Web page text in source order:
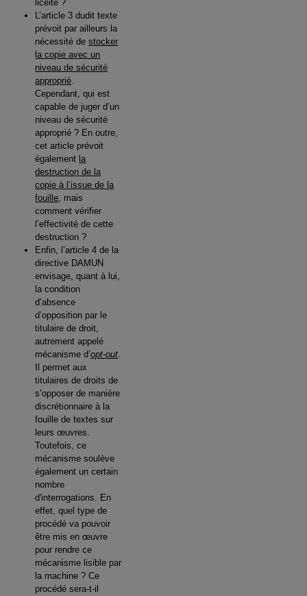
licéité ?
L’article 3 dudit texte
prévoit par ailleurs la
nécessité destocker
la copie avec un
niveau de sécurité
approprié.
Cependant, qui est
capable de juger d’un
niveau de sécurité
approprié ? En outre,
cet article prévoit
également la
destruction de la
copie à l’issue de la
fouille, mais
comment vérifier
l’effectivité de cette
destruction ?
Enfin, l’article 4 de la
directive DAMUN
envisage, quant à lui,
la condition
d’absence
d’opposition par le
titulaire de droit,
autrement appelé
mécanisme d’opt-out.
Il permet aux
titulaires de droits de
s’opposer de manière
discrétionnaire à la
fouille de textes sur
leurs œuvres.
Toutefois, ce
mécanisme soulève
également un certain
nombre
d'interrogations. En
effet, quel type de
procédé va pouvoir
être mis en œuvre
pour rendre ce
mécanisme lisible par
la machine ? Ce
procédé sera-t-il